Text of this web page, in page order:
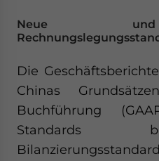
Neue
Die
Chinas
Buchführung
Standards